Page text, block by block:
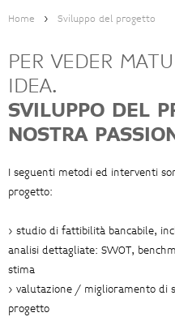
Home > Sviluppo del progetto
PER VEDER
IDEA.
SVILUPPO DEL
NOSTRA
I seguenti metodi ed interventi
progetto:
> studio di fattibilità bancabile,
analisi dettagliate: SWOT,
stima
> valutazione / miglioramento di
progetto